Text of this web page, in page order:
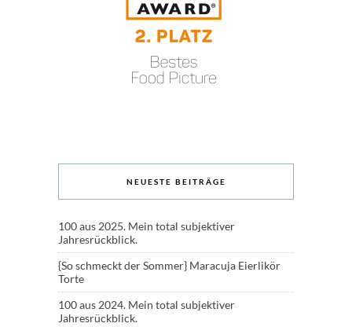
NEUESTE BEITRÄGE
100 aus 2025. Mein total subjektiver
Jahresrückblick.
{So schmeckt der Sommer} Maracuja Eierlikör
Torte
100 aus 2024. Mein total subjektiver
Jahresrückblick.